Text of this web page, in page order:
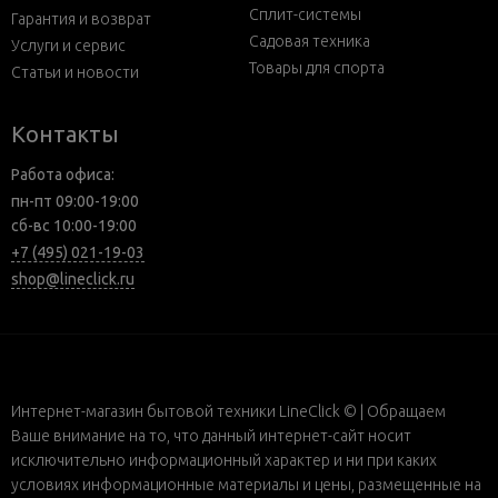
Гарантия и возврат
Услуги и сервис
Статьи и новости
Сплит-системы
Садовая техника
Товары для спорта
Контакты
Работа офиса:
пн-пт 09:00-19:00
сб-вс 10:00-19:00
+7 (495) 021-19-03
shop@lineclick.ru
Интернет-магазин бытовой техники LineClick © | Обращаем
Ваше внимание на то, что данный интернет-сайт носит
исключительно информационный характер и ни при каких
условиях информационные материалы и цены, размещенные на